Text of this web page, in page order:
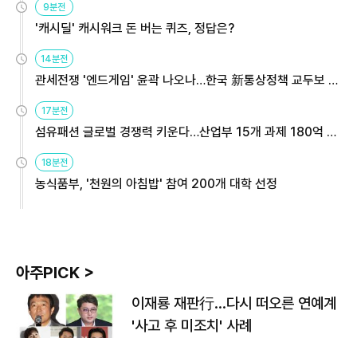
9분전
'캐시딜' 캐시워크 돈 버는 퀴즈, 정답은?
14분전
관세전쟁 '엔드게임' 윤곽 나오나…한국 新통상정책 교두보 활
용해야
17분전
섬유패션 글로벌 경쟁력 키운다…산업부 15개 과제 180억 지
원
18분전
농식품부, '천원의 아침밥' 참여 200개 대학 선정
아주PICK >
이재룡 재판行…다시 떠오른 연예계
'사고 후 미조치' 사례